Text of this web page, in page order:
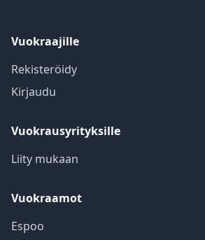
Vuokraajille
Rekisteröidy
Kirjaudu
Vuokrausyrityksille
Liity mukaan
Vuokraamot
Espoo